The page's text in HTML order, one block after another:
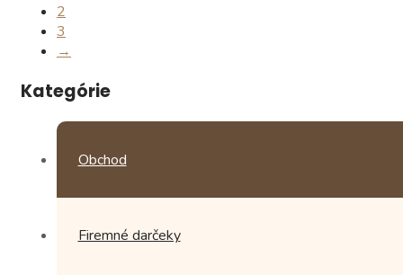
má
viacero
variantov.
si
vybrať
produktu.
2
3
→
Kategórie
Obchod
Firemné darčeky